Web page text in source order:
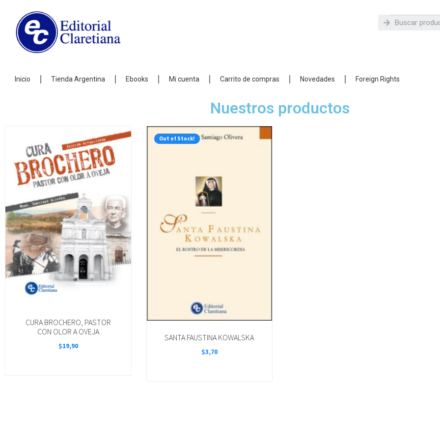
Inicio Tienda Argentina Ebooks Mi cuenta Carrito de compras Novedades Foreign Rights
Nuestros productos
CURA BROCHERO, PASTOR
CON OLOR A OVEJA
$19,90
Out of Stock!
SANTA FAUSTINA KOWALSKA
$3,70